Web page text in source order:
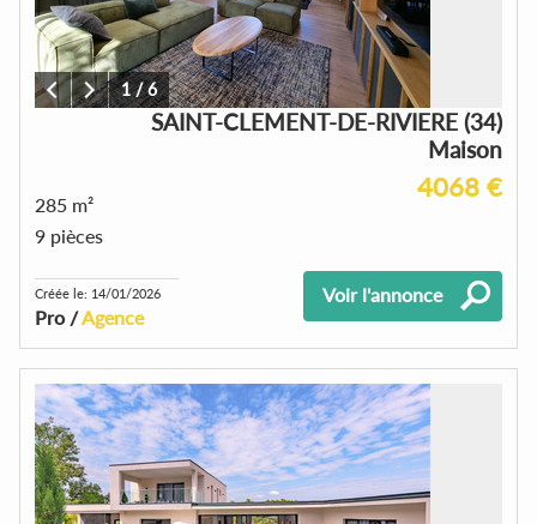
1/6
SAINT-CLEMENT-DE-RIVIERE (34)
Maison
4068 €
285 m²
9 pièces
Créée le: 14/01/2026
Pro /Agence
Voir l'annonce